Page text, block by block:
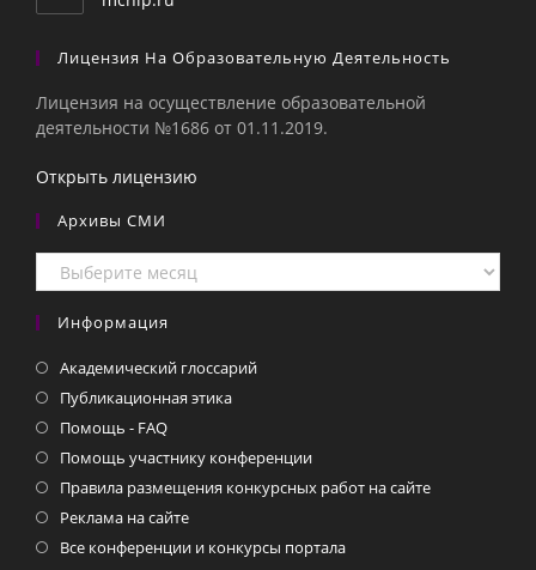
Лицензия На Образовательную Деятельность
Лицензия на осуществление образовательной
деятельности №1686 от 01.11.2019.
Открыть лицензию
Архивы СМИ
Архивы
СМИ
Информация
Академический глоссарий
Публикационная этика
Помощь - FAQ
Помощь участнику конференции
Правила размещения конкурсных работ на сайте
Реклама на сайте
Все конференции и конкурсы портала